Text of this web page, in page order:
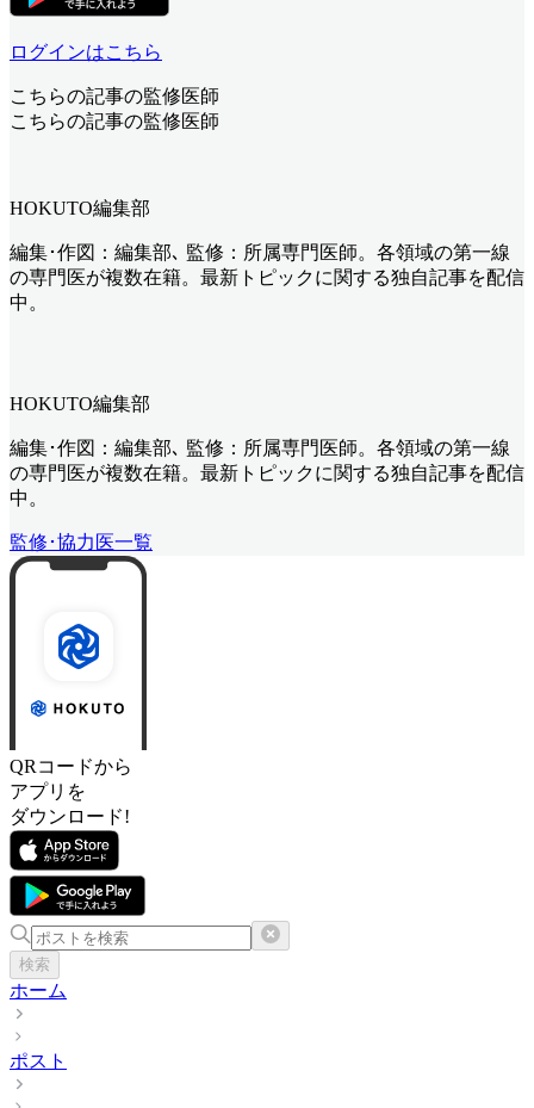
ログインはこちら
こちらの記事の監修医師
こちらの記事の監修医師
HOKUTO編集部
編集･作図：編集部､ 監修：所属専門医師。各領域の第一線
の専門医が複数在籍。最新トピックに関する独自記事を配信
中。
HOKUTO編集部
編集･作図：編集部､ 監修：所属専門医師。各領域の第一線
の専門医が複数在籍。最新トピックに関する独自記事を配信
中。
監修･協力医一覧
QRコードから
アプリを
ダウンロード!
検索
ホーム
ポスト